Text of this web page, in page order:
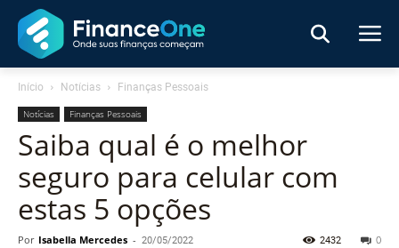
Início Notícias Finanças Pessoais
Notícias Finanças Pessoais
Saiba qual é o melhor
seguro para celular com
estas 5 opções
Por Isabella Mercedes - 20/05/2022 0
2432